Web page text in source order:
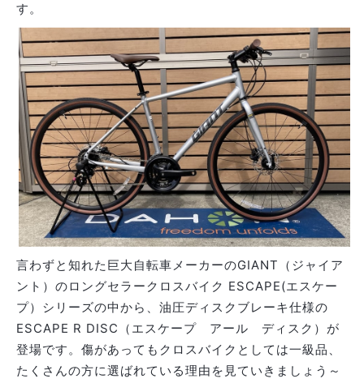
す。
言わずと知れた巨大自転車メーカーのGIANT（ジャイア
ント）のロングセラークロスバイク ESCAPE(エスケー
プ）シリーズの中から、油圧ディスクブレーキ仕様の
ESCAPE R DISC（エスケープ アール ディスク）が
登場です。傷があってもクロスバイクとしては一級品、
たくさんの方に選ばれている理由を見ていきましょう～